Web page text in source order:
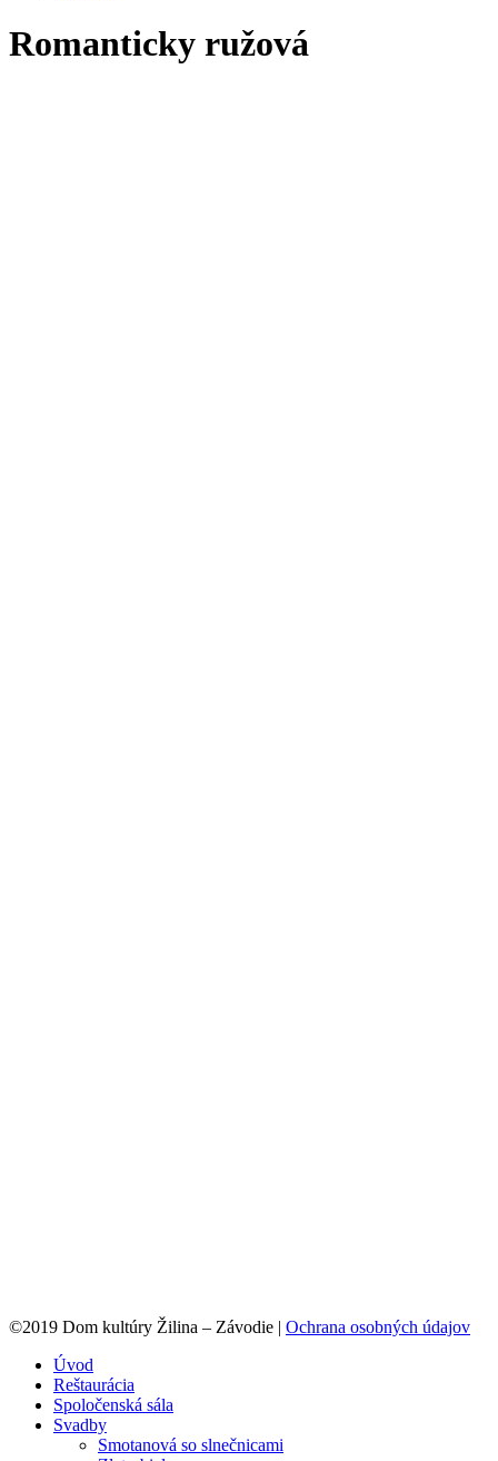
Romanticky ružová
©2019 Dom kultúry Žilina – Závodie | Ochrana osobných údajov
Úvod
Reštaurácia
Spoločenská sála
Svadby
Smotanová so slnečnicami